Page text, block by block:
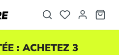
: ACHETEZ 3